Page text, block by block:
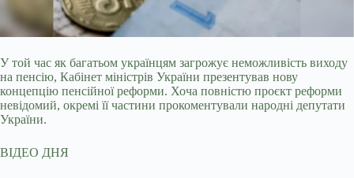
У той час як багатьом українцям загрожує неможливість виходу
на пенсію, Кабінет міністрів України презентував нову
концепцію пенсійної реформи. Хоча повністю проєкт реформи
невідомий, окремі її частини прокоментували народні депутати
України.
ВІДЕО ДНЯ